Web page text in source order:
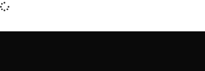
dipraktekkan. Aktivitas yang padat